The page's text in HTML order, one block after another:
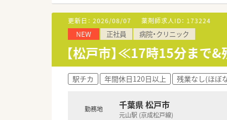
≪業務内容≫
■入院患者様の調剤、監査、服薬
■医薬品管理、医薬品情報管理
■各種委員会活動
更新日： 2026/08/07 薬剤師求人ID： 173224
NEW 正社員 病院・クリニック
【松戸市】≪17時15分まで
駅チカ 年間休日120日以上 残業なし(ほぼ
勤務地 千葉県 松戸市
元山駅 (京成松戸線)